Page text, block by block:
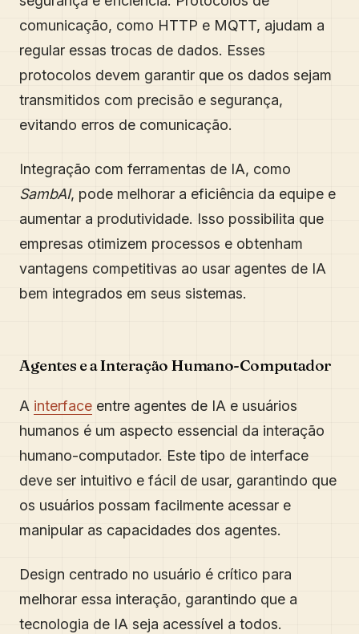
comunicação, como HTTP e MQTT, ajudam a
regular essas trocas de dados. Esses
protocolos devem garantir que os dados sejam
transmitidos com precisão e segurança,
evitando erros de comunicação.
Integração com ferramentas de IA, como
SambAI, pode melhorar a eficiência da equipe e
aumentar a produtividade. Isso possibilita que
empresas otimizem processos e obtenham
vantagens competitivas ao usar agentes de IA
bem integrados em seus sistemas.
Agentes e a Interação Humano-Computador
A interface entre agentes de IA e usuários
humanos é um aspecto essencial da interação
humano-computador. Este tipo de interface
deve ser intuitivo e fácil de usar, garantindo que
os usuários possam facilmente acessar e
manipular as capacidades dos agentes.
Design centrado no usuário é crítico para
melhorar essa interação, garantindo que a
tecnologia de IA seja acessível a todos.